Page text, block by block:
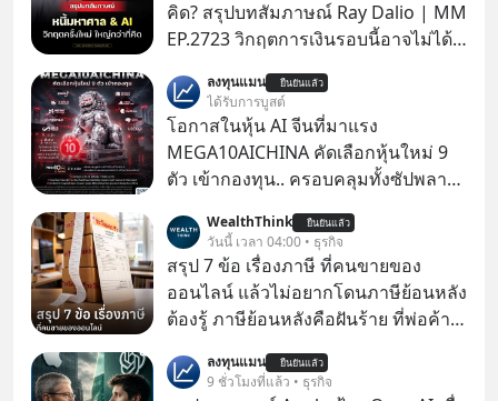
คิด? สรุปบทสัมภาษณ์ Ray Dalio | MM
EP.2723 วิกฤตการเงินรอบนี้อาจไม่ได้
Dalio ชายผู้เคยทำนายวิกฤตเศรษฐกิจ
มาแล้วหลายต่อหลายครั้ง ออกมาส่ง
สัญญาณเตือนระเบิดเวลาลูกใหม่ที่
กำลังก่อตัวขึ้น จาก "ระเบิดหนี้สิน
มหาศาล" ผสานเข้ากับ "ฟองสบู่กระแส
AI" ที่ผู้คนกำลังแห่ไล่ราคาอย่างบ้าคลั่ง
บทเรียนจากประวัติศาสตร์ 500 ปี บอก
อะไรเรา? ระเบียบโลกกำลังจะเปลี่ยน
มือไปในทิศทางไหน? และเราควรรับมือ
อย่างไรก่อนที่ทุกอย่างจะสายเกินไป?
ร่วมเจาะลึกบทวิเคราะห์และข้อคิดการ
เงินฉบับ Dalio กันได้ใน EP. นี้
ลงทุนแมน ยืนยันแล้ว
ได้รับการบูสต์
โอกาสในหุ้น AI จีนที่มาแรง
MEGA10AICHINA คัดเลือกหุ้นใหม่ 9
ตัว เข้ากองทุน.. ครอบคลุมทั้งซัปพลาย
โปรโมชัน ลด 50% ค่าธรรมเนียมซื้อ |
ยอด 2 ล้านบาทขึ้นไป ฟรีค่าธรรมเนียม
ซื้อ
WealthThink ยืนยันแล้ว
วันนี้ เวลา 04:00 • ธุรกิจ
สรุป 7 ข้อ เรื่องภาษี ที่คนขายของ
ออนไลน์ แล้วไม่อยากโดนภาษีย้อนหลัง
ต้องรู้ ภาษีย้อนหลังคือฝันร้าย ที่พ่อค้า
ลงทุนแมน ยืนยันแล้ว
9 ชั่วโมงที่แล้ว • ธุรกิจ